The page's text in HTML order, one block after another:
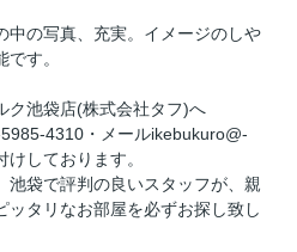
中の写真、充実。イメージのしや
す。
ク池袋店(株式会社タフ)へ
4310・メールikebukuro@-
しております。
池袋で評判の良いスタッフが、親
ッタリなお部屋を必ずお探し致し